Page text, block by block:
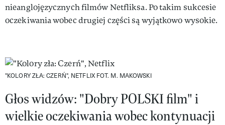
nieanglojęzycznych filmów Netfliksa. Po takim sukcesie
oczekiwania wobec drugiej części są wyjątkowo wysokie.
"KOLORY ZŁA: CZERŃ", NETFLIX FOT. M. MAKOWSKI
Głos widzów: "Dobry POLSKI film" i
wielkie oczekiwania wobec kontynuacji